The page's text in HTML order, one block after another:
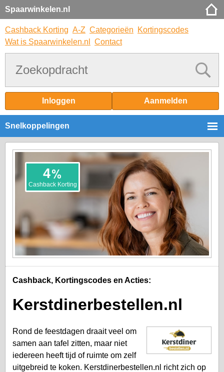
Spaarwinkelen.nl
Cashback Korting A-Z Categorieën
Kortingscodes
Wat is Spaarwinkelen.nl
Contact
Inloggen Aanmelden
Snelkoppelingen
4%
Cashback Korting
Cashback, Kortingscodes en Acties:
Kerstdinerbestellen.nl
Rond de feestdagen draait veel om
samen aan tafel zitten, maar niet
iedereen heeft tijd of ruimte om zelf
uitgebreid te koken. Kerstdinerbestellen.nl richt zich op